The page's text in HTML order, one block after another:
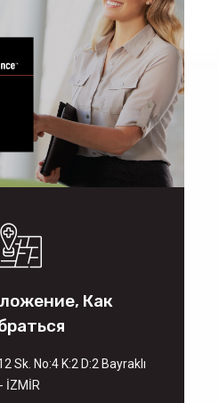
Как
Sk. No:4 K:2 D:2 Bayraklı
- İZMİR